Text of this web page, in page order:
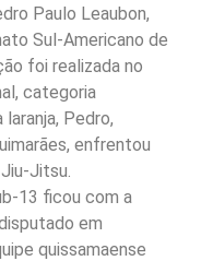
Paulo Leaubon,
Sul-Americano de
foi realizada no
categoria
Pedro,
enfrentou
Jitsu.
13 ficou com a
em
quissamaense